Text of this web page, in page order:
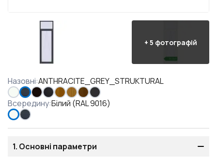
+ 5 фотографій
Назовні:ANTHRACITE_GREY_STRUKTURAL
Всередину:Білий (RAL 9016)
1. Основні параметри